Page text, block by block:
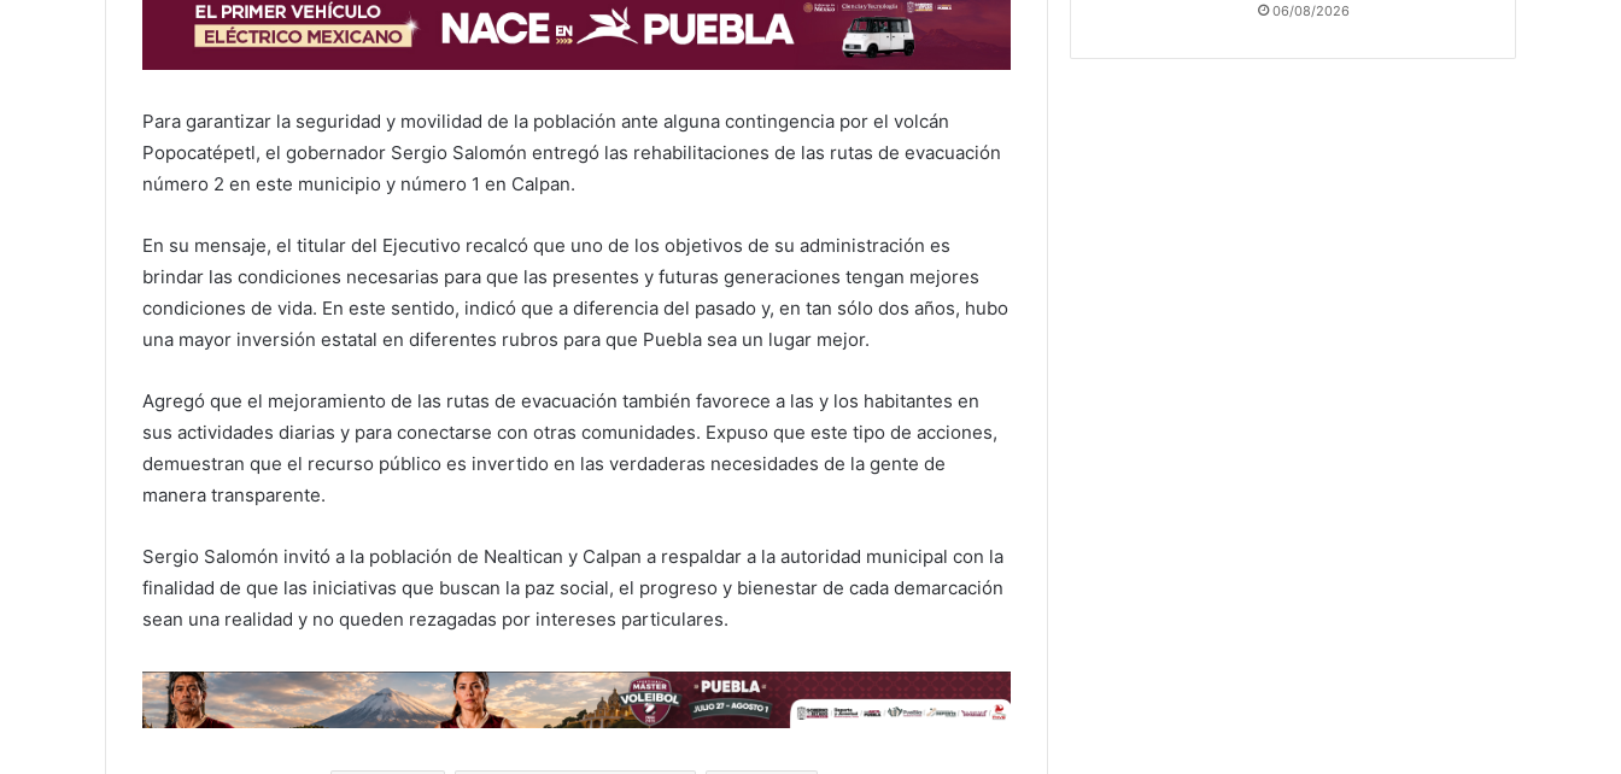
Para garantizar la seguridad y movilidad de la población ante alguna contingencia por el volcán
Popocatépetl, el gobernador Sergio Salomón entregó las rehabilitaciones de las rutas de evacuación
número 2 en este municipio y número 1 en Calpan.
En su mensaje, el titular del Ejecutivo recalcó que uno de los objetivos de su administración es
brindar las condiciones necesarias para que las presentes y futuras generaciones tengan mejores
condiciones de vida. En este sentido, indicó que a diferencia del pasado y, en tan sólo dos años, hubo
una mayor inversión estatal en diferentes rubros para que Puebla sea un lugar mejor.
Agregó que el mejoramiento de las rutas de evacuación también favorece a las y los habitantes en
sus actividades diarias y para conectarse con otras comunidades. Expuso que este tipo de acciones,
demuestran que el recurso público es invertido en las verdaderas necesidades de la gente de
manera transparente.
Sergio Salomón invitó a la población de Nealtican y Calpan a respaldar a la autoridad municipal con la
finalidad de que las iniciativas que buscan la paz social, el progreso y bienestar de cada demarcación
sean una realidad y no queden rezagadas por intereses particulares.
06/08/2026